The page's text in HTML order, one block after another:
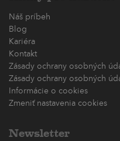
Náš príbeh
Blog
Kariéra
Kontakt
Zásady ochrany osobných
Zásady ochrany osobných
Informácie o cookies
Zmeniť nastavenia cookies
Newsletter